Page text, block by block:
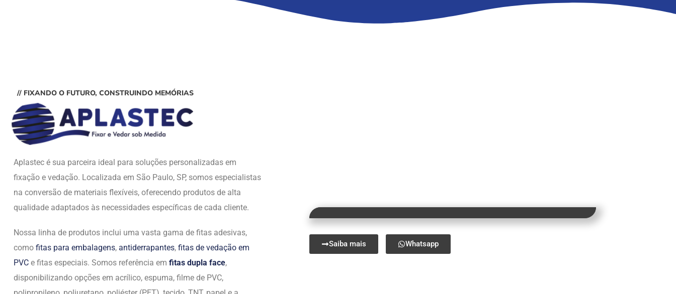
// FIXANDO O FUTURO, CONSTRUINDO MEMÓRIAS
Aplastec é sua parceira ideal para soluções personalizadas em
fixação e vedação. Localizada em São Paulo, SP, somos especialistas
na conversão de materiais flexíveis, oferecendo produtos de alta
qualidade adaptados às necessidades específicas de cada cliente.
Nossa linha de produtos inclui uma vasta gama de fitas adesivas,
como fitas para embalagens, antiderrapantes, fitas de vedação em
PVC e fitas especiais. Somos referência em fitas dupla face,
disponibilizando opções em acrílico, espuma, filme de PVC,
Saiba mais Whatsapp